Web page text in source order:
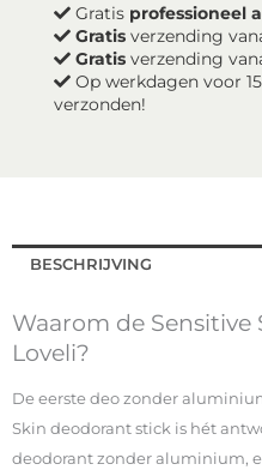
Gratis professioneel
Gratis verzending
Gratis verzending
Op werkdagen voor
verzonden!
BESCHRIJVING
Waarom de
Loveli?
De eerste deo zonder
Skin deodorant stick is hét
deodorant zonder aluminium,